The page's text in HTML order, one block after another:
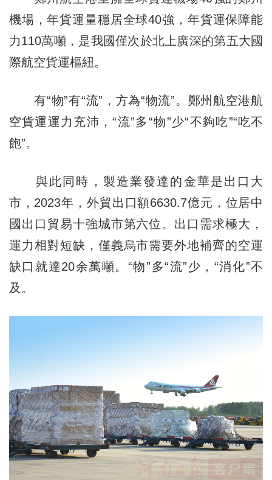
機場，年貨運量穩居全球40強，年貨運保障能
力110萬噸，是我國僅次於北上廣深的第五大國
際航空貨運樞紐。
有“物”有“流”，方為“物流”。鄭州航空港航
空貨運運力充沛，“流”多“物”少“不夠吃”“吃不
飽”。
與此同時，製造業發達的金華是出口大
市，2023年，外貿出口額6630.7億元，位居中
國出口貿易十強城市第六位。出口需求極大，
運力相對短缺，僅義烏市需要外地補齊的空運
缺口就達20余萬噸。“物”多“流”少，“消化”不
及。